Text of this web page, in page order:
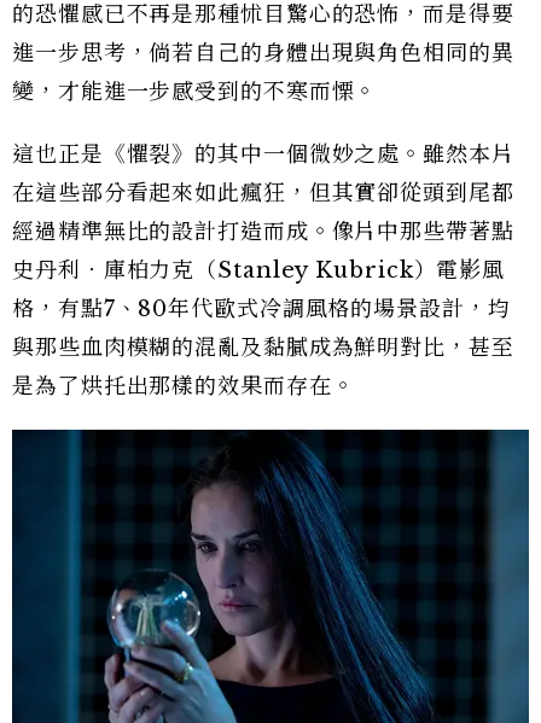
的恐懼感已不再是那種怵目驚心的恐怖，而是得要
進一步思考，倘若自己的身體出現與角色相同的異
變，才能進一步感受到的不寒而慄。
這也正是《懼裂》的其中一個微妙之處。雖然本片
在這些部分看起來如此瘋狂，但其實卻從頭到尾都
經過精準無比的設計打造而成。像片中那些帶著點
史丹利．庫柏力克（Stanley Kubrick）電影風
格，有點7、80年代歐式冷調風格的場景設計，均
與那些血肉模糊的混亂及黏膩成為鮮明對比，甚至
是為了烘托出那樣的效果而存在。